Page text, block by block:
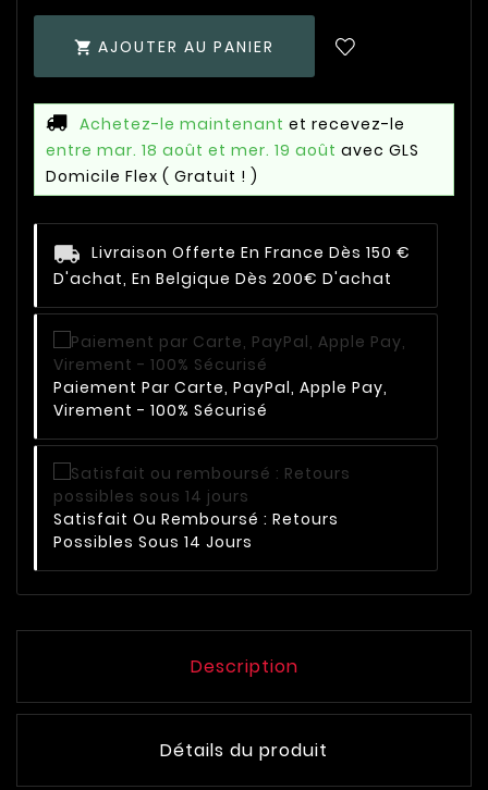
 AJOUTER AU PANIER
Achetez-le maintenant et recevez-le
entre mar. 18 août et mer. 19 août avec GLS
Domicile Flex ( Gratuit ! )
Livraison Offerte En France Dès 150 €
D'achat, En Belgique Dès 200€ D'achat
Paiement Par Carte, PayPal, Apple Pay,
Virement - 100% Sécurisé
Satisfait Ou Remboursé : Retours
Possibles Sous 14 Jours
Description
Détails du produit